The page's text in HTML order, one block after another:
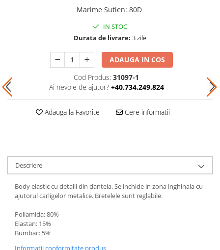
Marime Sutien: 80D
IN STOC
Durata de livrare: 3 zile
ADAUGA IN COS
Cod Produs: 31097-1
Ai nevoie de ajutor? +40.734.249.824
Adauga la Favorite Cere informatii
Descriere
Body elastic cu detalii din dantela. Se inchide in zona inghinala cu
ajutorul carligelor metalice. Bretelele sunt reglabile.
Poliamida: 80%
Elastan: 15%
Bumbac: 5%
Informatii conformitate produs